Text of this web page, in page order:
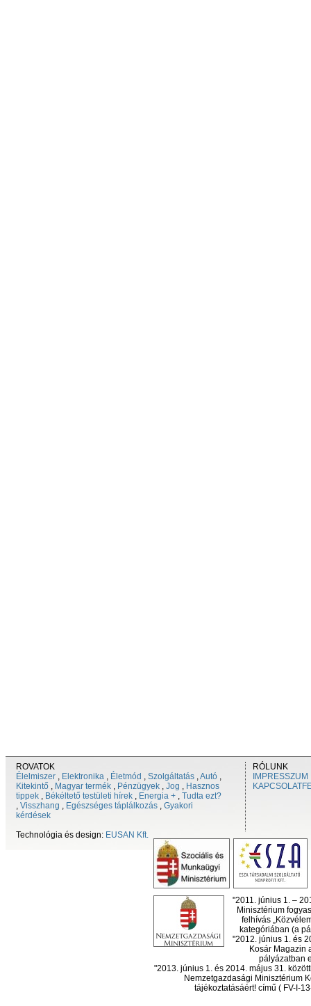
ROVATOK
Élelmiszer , Elektronika , Életmód , Szolgáltatás ,Autó ,
Kitekintő , Magyar termék , Pénzügyek , Jog , Hasznos
tippek , Békéltető testületi hírek , Energia + , Tudta ezt?
, Visszhang , Egészséges táplálkozás , Gyakori
kérdések
Technológia és design: EUSAN Kft.
RÓLUNK
IMPRESSZUM
"2011. június 1. –
Minisztérium
felhívás
kategóriában (a
"2012. június 1. és
Kosár Magazin
pályázatban
"2013. június 1. és 2014. május 31.
Nemzetgazdasági Minisztérium
tájékoztatásáért! című ( FV-I-